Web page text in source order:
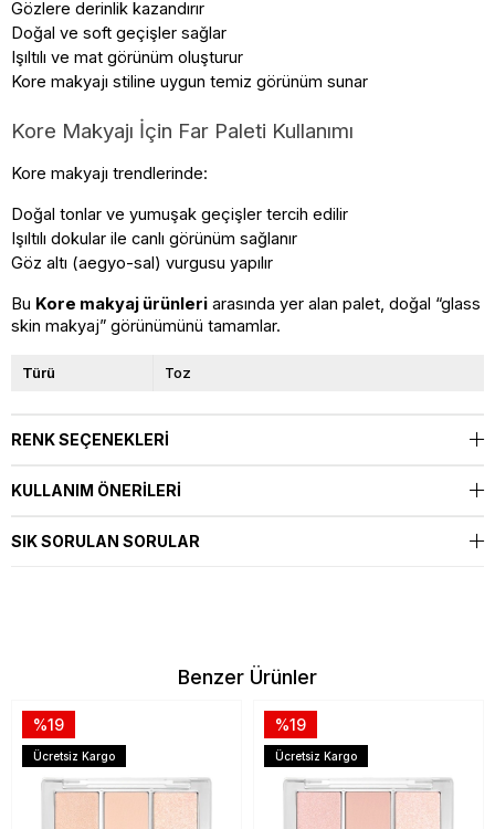
Gözlere derinlik kazandırır
Doğal ve soft geçişler sağlar
Işıltılı ve mat görünüm oluşturur
Kore makyajı stiline uygun temiz görünüm sunar
Kore Makyajı İçin Far Paleti Kullanımı
Kore makyajı trendlerinde:
Doğal tonlar ve yumuşak geçişler tercih edilir
Işıltılı dokular ile canlı görünüm sağlanır
Göz altı (aegyo-sal) vurgusu yapılır
Bu Kore makyaj ürünleri arasında yer alan palet, doğal “glass
skin makyaj” görünümünü tamamlar.
Türü Toz
RENK SEÇENEKLERI
KULLANIM ÖNERILERI
SIK SORULAN SORULAR
Benzer Ürünler
%19
Ücretsiz Kargo
%19
Ücretsiz Kargo